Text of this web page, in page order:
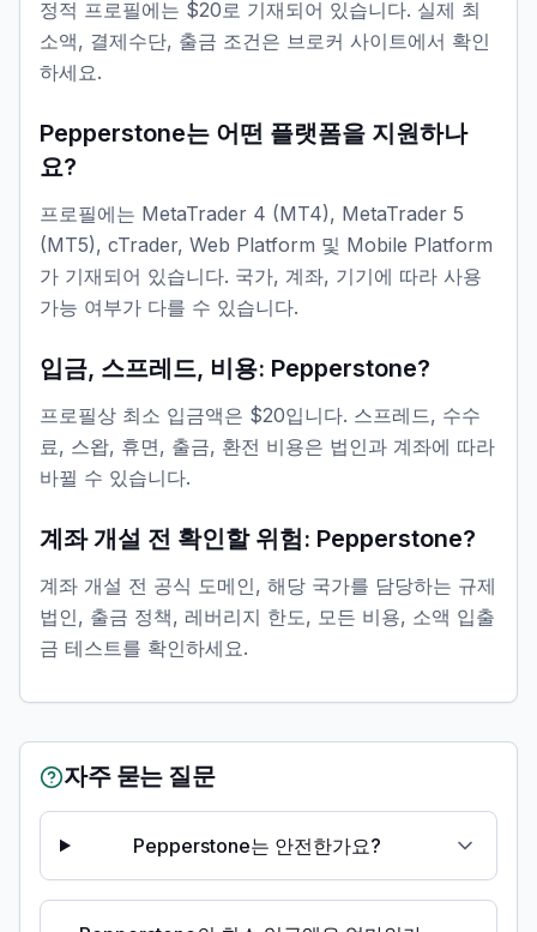
정적 프로필에는 $20로 기재되어 있습니다. 실제 최
소액, 결제수단, 출금 조건은 브로커 사이트에서 확인
하세요.
Pepperstone는 어떤 플랫폼을 지원하나
요?
프로필에는 MetaTrader 4 (MT4), MetaTrader 5
(MT5), cTrader, Web Platform 및 Mobile Platform
가 기재되어 있습니다. 국가, 계좌, 기기에 따라 사용
가능 여부가 다를 수 있습니다.
입금, 스프레드, 비용: Pepperstone?
프로필상 최소 입금액은 $20입니다. 스프레드, 수수
료, 스왑, 휴면, 출금, 환전 비용은 법인과 계좌에 따라
바뀔 수 있습니다.
계좌 개설 전 확인할 위험: Pepperstone?
계좌 개설 전 공식 도메인, 해당 국가를 담당하는 규제
법인, 출금 정책, 레버리지 한도, 모든 비용, 소액 입출
금 테스트를 확인하세요.
자주 묻는 질문
Pepperstone는 안전한가요?